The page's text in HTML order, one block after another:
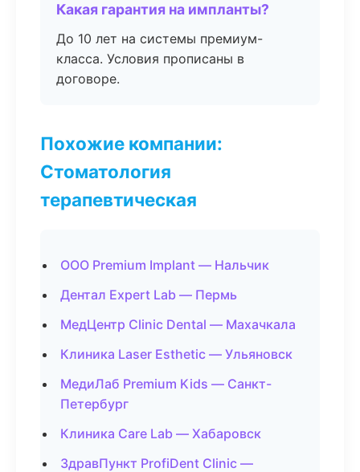
Какая гарантия на импланты?
До 10 лет на системы премиум-
класса. Условия прописаны в
договоре.
Похожие компании:
Стоматология
терапевтическая
ООО Premium Implant — Нальчик
Дентал Expert Lab — Пермь
МедЦентр Clinic Dental — Махачкала
Клиника Laser Esthetic — Ульяновск
МедиЛаб Premium Kids — Санкт-
Петербург
Клиника Care Lab — Хабаровск
ЗдравПункт ProfiDent Clinic —